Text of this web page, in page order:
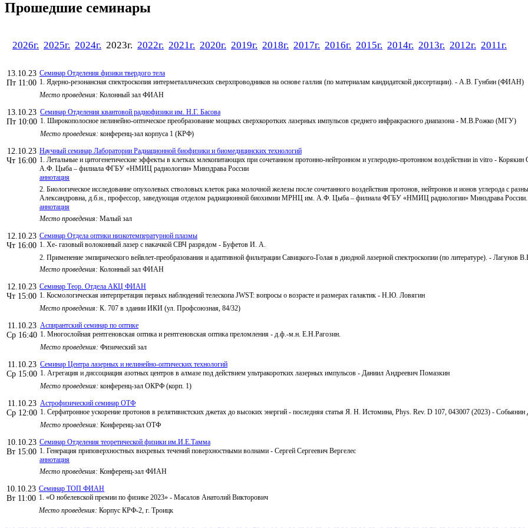
Прошедшие семинары
2026г. 2025г. 2024г. 2023г. 2022г. 2021г. 2020г. 2019г. 2018г. 2017г. 2016г. 2015г. 2014г. 2013г. 2012г. 2011г.
13.10.23
Пт 11:00
Семинар Отделения физики твердого тела
1. Ядерно-резонансная спектроскопия интерметаллических сверхпроводников на основе галлия (по материалам кандидатской диссертации). - А.В. Гунбин (ФИАН)
Место проведения: Колонный зал ФИАН
13.10.23
Пт 10:00
Семинар Отделения квантовой радиофизики им. Н.Г. Басова
1. Широкополосное нелинейно-оптическое преобразование мощных сверхкоротких лазерных импульсов среднего инфракрасного диапазона - М.В.Рожко (МГУ)
Место проведения: конференц-зал корпуса 1 (КРФ)
12.10.23
Чт 16:00
Научный семинар Лаборатории Радиационной биофизики и биомедицинских технологий
1. Летальные и цитогенетические эффекты в клетках млекопитающих при сочетанном протонно-нейтронном и углеродно-протонном воздействии in vitro -
А.Ф. Цыба – филиала ФГБУ «НМИЦ радиологии» Минздрава России
аннотация
2. Биологическое исследование опухолевых стволовых клеток рака молочной железы после сочетанного воздействия протонов, нейтронов и ионов углерода с
Александровна, д.б.н., профессор, заведующая отделом радиационной биохимии МРНЦ им. А.Ф. Цыба – филиала ФГБУ «НМИЦ радиологии» Минздрава России.
аннотация
Место проведения: Малый зал
12.10.23
Чт 16:00
Семинар Отдела оптики низкотемпературной плазмы
1. Хе- газовый волоконный лазер с накачкой СВЧ разрядом - Буфетов И. А.
2. Применение эмпирического вейвлет-преобразования и адаптивной фильтрации Савицкого-Голая в диодной лазерной спектроскопии (по литературе). - Лагунов
Место проведения: Колонный зал ФИАН
12.10.23
Чт 15:00
Семинар Теор. Отдела АКЦ ФИАН
1. Космологическая интерпретация первых наблюдений телескопа JWST: вопросы о возрасте и размерах галактик - Н.Ю. Ловягин
Место проведения: К. 707 в здании ИКИ (ул. Профсоюзная, 84/32)
11.10.23
Ср 16:40
Аспирантский семинар по оптике
1. Многослойная рентгеновская оптика и рентгеновская оптика преломления - д.ф.-м.н. Е.Н.Рагозин.
Место проведения: Физический зал
11.10.23
Ср 15:00
Семинар Центра лазерных и нелинейно-оптических технологий
1. Агрегация и диссоциация азотных центров в алмазе под действием ультракоротких лазерных импульсов - Даниил Андреевич Помазкин
Место проведения: конференц-зал ОКРФ (корп. 1)
11.10.23
Ср 12:00
Астрофизический семинар ОТФ
1. Серфатронное ускорение протонов в релятивистских джетах до высоких энергий - последняя статья Я. Н. Истомина, Phys. Rev. D 107, 043007 (2023) -
Место проведения: Конференц-зал ОТФ
10.10.23
Вт 15:00
Семинар Отделения теоретической физики им.И.Е.Тамма
1. Генерация приповерхностных вихревых течений поверхностными волнами - Сергей Сергеевич Вергелес
аннотация
Место проведения: Конференц-зал ФИАН
10.10.23
Вт 11:00
Семинар ТОП ФИАН
1. «О нобелевской премии по физике 2023» - Масалов Анатолий Викторович
Место проведения: Корпус КРФ-2, г. Троицк